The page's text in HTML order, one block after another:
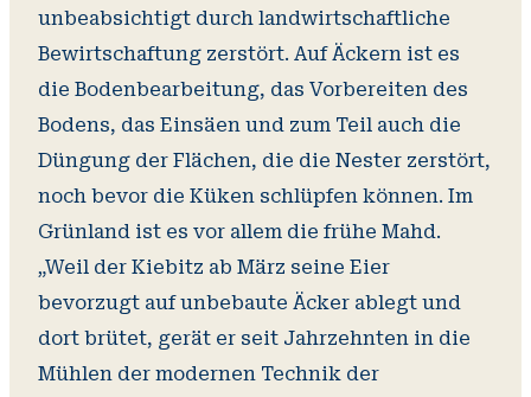
unbeabsichtigt durch landwirtschaftliche
Bewirtschaftung zerstört. Auf Äckern ist es
die Bodenbearbeitung, das Vorbereiten des
Bodens, das Einsäen und zum Teil auch die
Düngung der Flächen, die die Nester zerstört,
noch bevor die Küken schlüpfen können. Im
Grünland ist es vor allem die frühe Mahd.
„Weil der Kiebitz ab März seine Eier
bevorzugt auf unbebaute Äcker ablegt und
dort brütet, gerät er seit Jahrzehnten in die
Mühlen der modernen Technik der